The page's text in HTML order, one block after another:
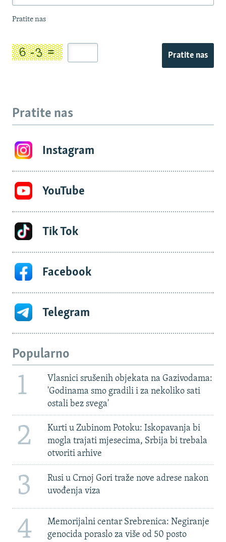
Pratite nas
Pratite nas
Pratite nas
Instagram
YouTube
Tik Tok
Facebook
Telegram
Popularno
1
Vlasnici srušenih objekata na Gazivodama:
'Godinama smo gradili i za nekoliko sati
ostali bez svega'
2
Kurti u Zubinom Potoku: Iskopavanja bi
mogla trajati mjesecima, Srbija bi trebala
otvoriti arhive
3
Rusi u Crnoj Gori traže nove adrese nakon
uvođenja viza
4
Memorijalni centar Srebrenica: Negiranje
genocida poraslo za više od 50 posto